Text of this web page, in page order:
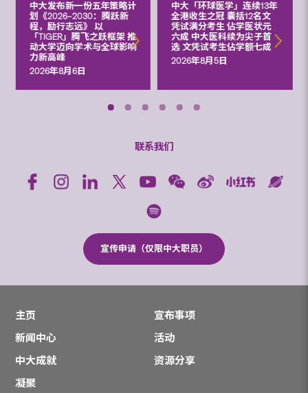
中大发布新一份五年策略计
划《2026‒2030：腾跃新
程，励行志远》 以
「TIGER」腾飞之跃框架 推
动大学迈向学术与全球影响
力新高峰
2026年8月6日
中大「环球医学」连续13年
全港收生之冠 囊括12名文
凭试满分考生 佔学医状元
六成 中大医科续为尖子首
选 文凭试考生佔学额七成
2026年8月5日
联系我们
宣传申请（仅限中大职员）
主页
宣布事项
新闻中心
活动
中大成就
资源分享
凝聚